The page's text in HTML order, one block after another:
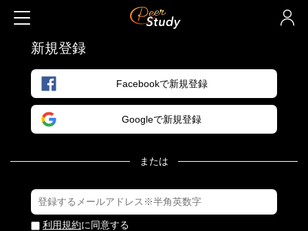
新規登録
Facebookで新規登録
Googleで新規登録
または
利用規約に同意する